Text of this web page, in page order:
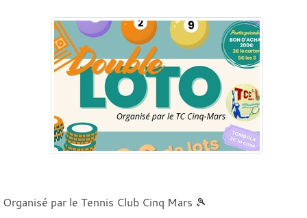
Organisé par le Tennis Club Cinq Mars 🎾